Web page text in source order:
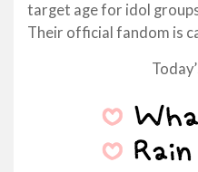
target age for idol
Their official fandom is